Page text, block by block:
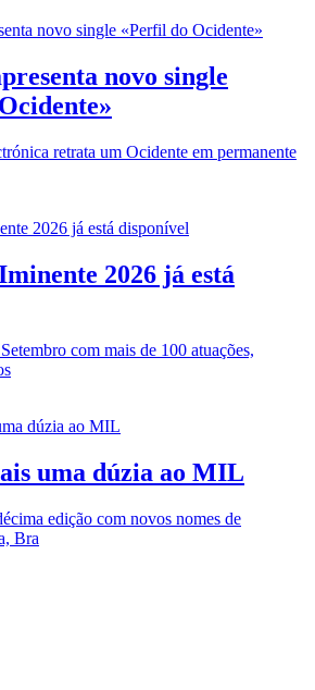
novo single
retrata um Ocidente em permanente
2026 já está
com mais de 100 atuações,
uma dúzia ao MIL
edição com novos nomes de
Bra